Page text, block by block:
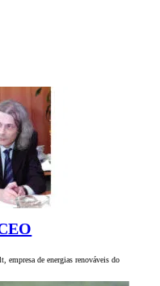
empresa de energias renováveis do